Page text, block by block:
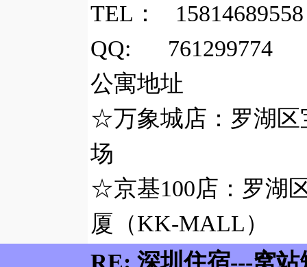
TEL ：
QQ: 761299774
公寓地址
☆万象城店：罗湖区
场
☆京基100店：罗湖
厦（KK-MALL）
RE: 深圳住宿---窝